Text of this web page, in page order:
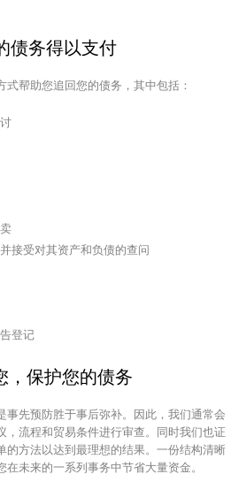
债务得以支付
式帮助您追回您的债务，其中包括：
接受对其资产和负债的查问
登记
保护您的债务
事先预防胜于事后弥补。因此，我们通常会
，流程和贸易条件进行审查。同时我们也证
的方法以达到最理想的结果。一份结构清晰
未来的一系列事务中节省大量资金。